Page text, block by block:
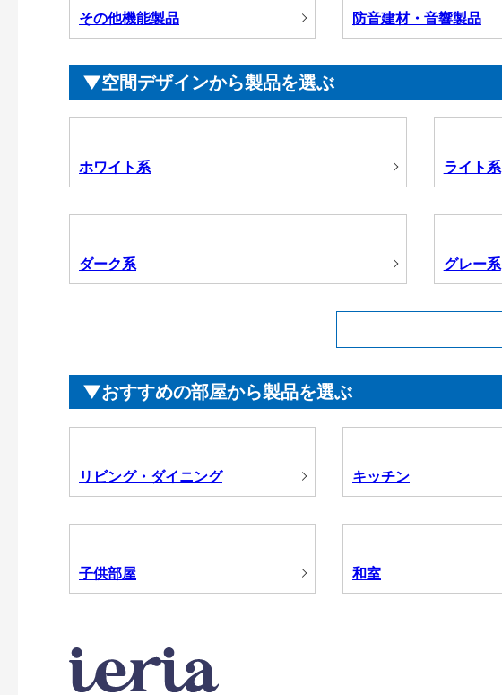
その他機能製品 防音建材・音響製品
空間デザインから製品を選ぶ
ホワイト系 ライト系
ダーク系 グレー系
おすすめの部屋から製品を選ぶ
リビング・ダイニング キッチン
子供部屋 和室